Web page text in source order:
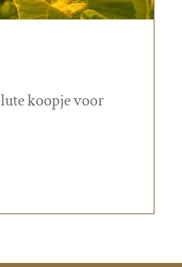
koopje voor